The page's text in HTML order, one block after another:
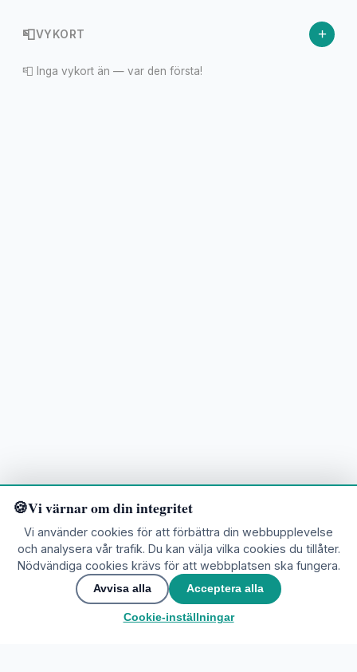
📮VYKORT +
📮 Inga vykort än — var den första!
Gå med i communityn
Redo att utforska?
Vi värnar om din integritet
Vi använder cookies för att förbättra din webbupplevelse
och analysera vår trafik. Du kan välja vilka cookies du tillåter.
Nödvändiga cookies krävs för att webbplatsen ska fungera.
Avvisa alla Acceptera alla
Cookie-inställningar